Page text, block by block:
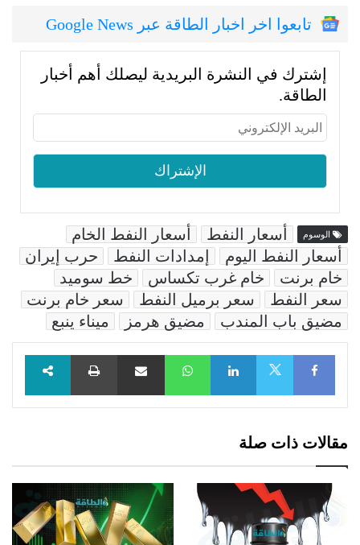
تابعوا اخر اخبار الطاقة عبر Google News
إشترك في النشرة البريدية ليصلك أهم أخبار
الطاقة.
الوسوم أسعار النفط
أسعار النفط الخام
أسعار النفط اليوم
إمدادات النفط
حرب إيران
خام برنت
خام غرب تكساس
خط سوميد
سعر النفط
سعر برميل النفط
سعر خام برنت
مضيق باب المندب
مضيق هرمز ميناء ينبع
Facebook
LinkedIn
WhatsAppمشاركة عبر البريد طباعة
مقالات ذات صلة